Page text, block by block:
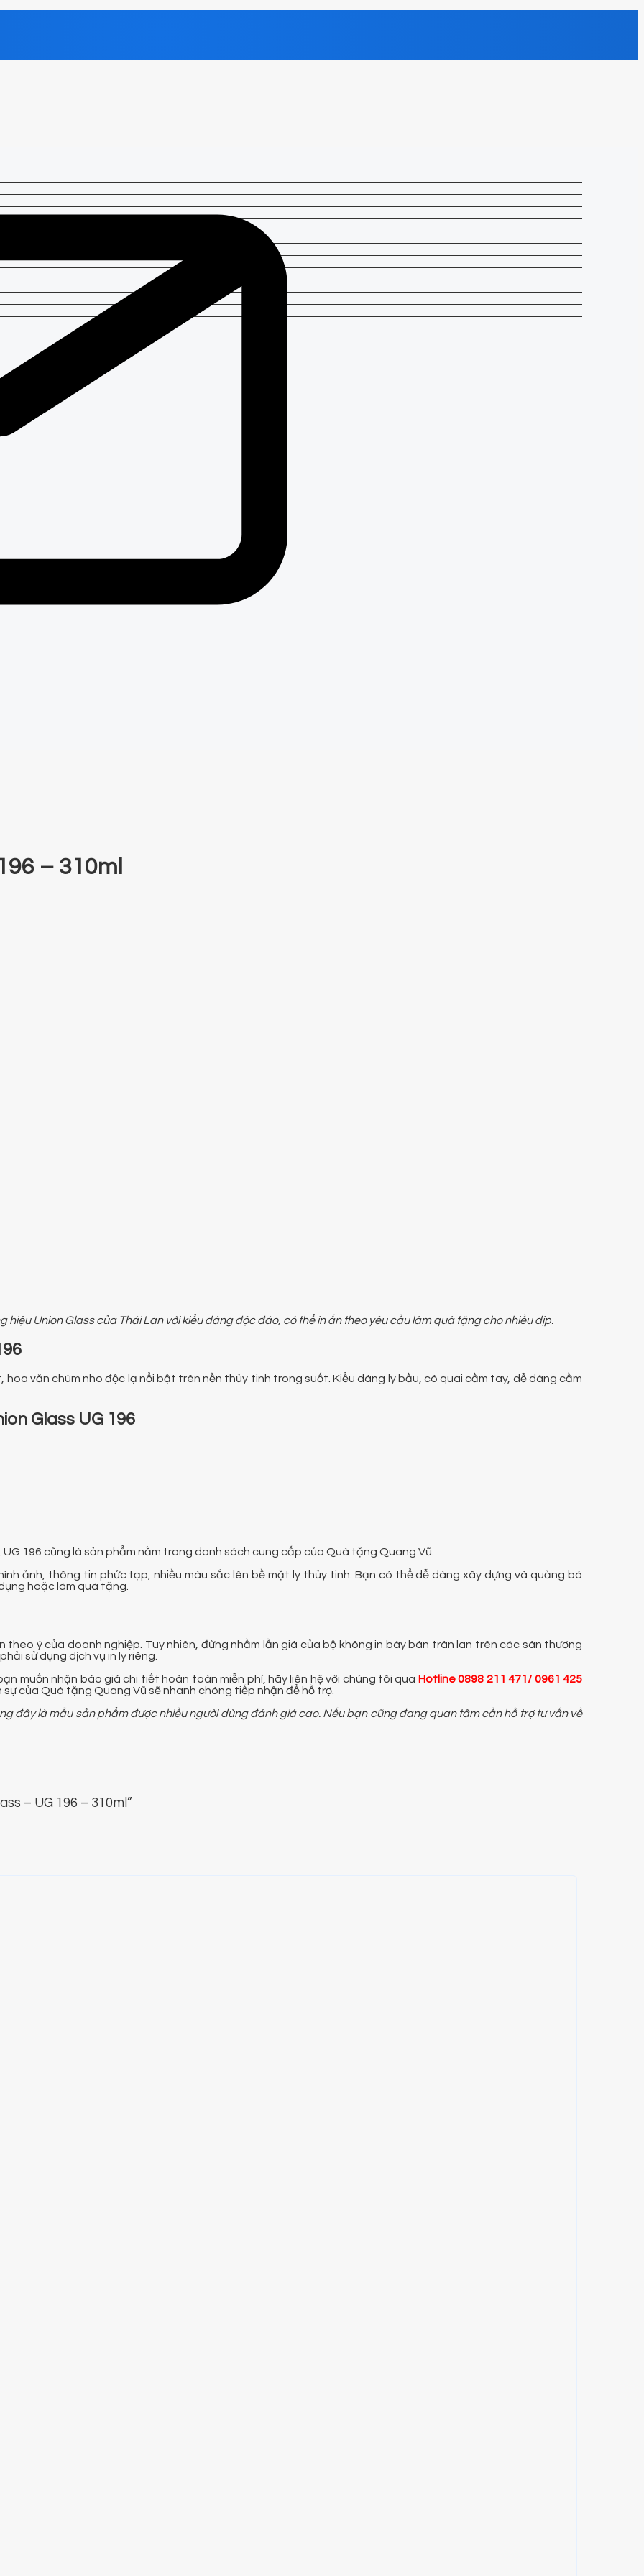
– 310ml
hiệu Union Glass của Thái Lan với kiểu dáng độc đáo, có thể in ấn theo yêu cầu làm quà tặng cho nhiều dịp.
văn chùm nho độc lạ nổi bật trên nền thủy tinh trong suốt. Kiểu dáng ly bầu, có quai cầm tay, dễ dàng cầm
Glass UG 196
196 cũng là sản phẩm nằm trong danh sách cung cấp của Quà tặng Quang Vũ.
ảnh, thông tin phức tạp, nhiều màu sắc lên bề mặt ly thủy tinh. Bạn có thể dễ dàng xây dựng và quảng bá
hoặc làm quà tặng.
theo ý của doanh nghiệp. Tuy nhiên, đừng nhầm lẫn giá của bộ không in bày bán tràn lan trên các sàn thương
sử dụng dịch vụ in ly riêng.
muốn nhận báo giá chi tiết hoàn toàn miễn phí, hãy liên hệ với chúng tôi qua Hotline 0898 211 471/ 0961 425
của Quà tặng Quang Vũ sẽ nhanh chóng tiếp nhận để hỗ trợ.
đây là mẫu sản phẩm được nhiều người dùng đánh giá cao. Nếu bạn cũng đang quan tâm cần hỗ trợ tư vấn về
– UG 196 – 310ml”